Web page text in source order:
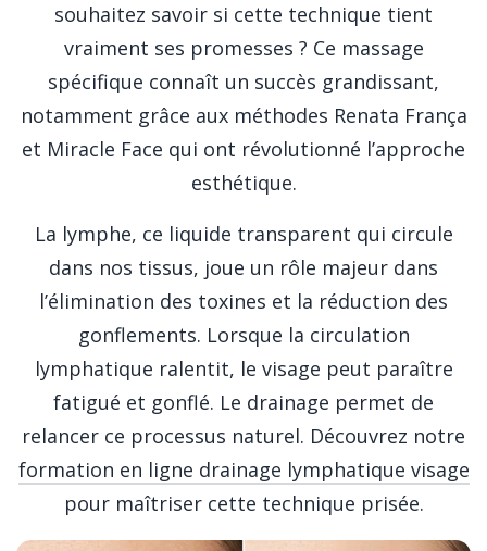
souhaitez savoir si cette technique tient
vraiment ses promesses ? Ce massage
spécifique connaît un succès grandissant,
notamment grâce aux méthodes Renata França
et Miracle Face qui ont révolutionné l’approche
esthétique.
La lymphe, ce liquide transparent qui circule
dans nos tissus, joue un rôle majeur dans
l’élimination des toxines et la réduction des
gonflements. Lorsque la circulation
lymphatique ralentit, le visage peut paraître
fatigué et gonflé. Le drainage permet de
relancer ce processus naturel. Découvrez notre
formation en ligne drainage lymphatique visage
pour maîtriser cette technique prisée.